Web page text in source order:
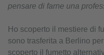
pensare di farne una
Ho scoperto il mestiere di
sono trasferita a Berlino
scoperto il fumetto